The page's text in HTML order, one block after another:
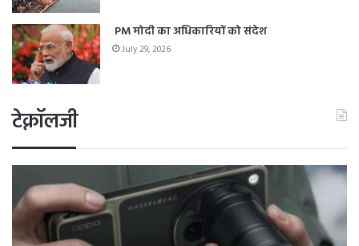
PM मोदी का अधिकारियों को संदेश
July 29, 2026
टेक्नॉलजी